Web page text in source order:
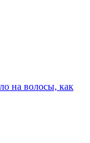
на волосы, как